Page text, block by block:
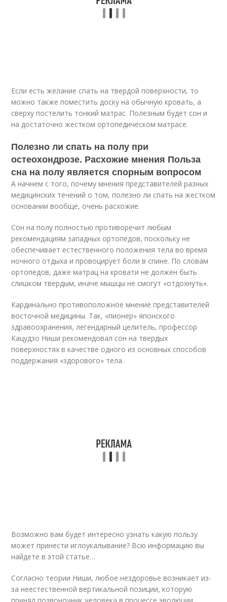
Если есть желание спать на твердой поверхности, то
можно также поместить доску на обычную кровать, а
сверху постелить тонкий матрас. Полезным будет сон и
на достаточно жестком ортопедическом матрасе.
Полезно ли спать на полу при
остеохондрозе. Расхожие мнения Польза
сна на полу является спорным вопросом
А начнем с того, почему мнения представителей разных
медицинских течений о том, полезно ли спать на жестком
основании вообще, очень расхожие.
Сон на полу полностью противоречит любым
рекомендациям западных ортопедов, поскольку не
обеспечивает естественного положения тела во время
ночного отдыха и провоцирует боли в спине. По словам
ортопедов, даже матрац на кровати не должен быть
слишком твердым, иначе мышцы не смогут «отдохнуть».
Кардинально противоположное мнение представителей
восточной медицины. Так, «пионер» японского
здравоохранения, легендарный целитель, профессор
Кацудзо Ниши рекомендовал сон на твердых
поверхностях в качестве одного из основных способов
поддержания «здорового» тела.
Возможно вам будет интересно узнать какую пользу
может принести иглоукалывание? Всю информацию вы
найдете в этой статье…
Согласно теории Ниши, любое нездоровье возникает из-
за неестественной вертикальной позиции, которую